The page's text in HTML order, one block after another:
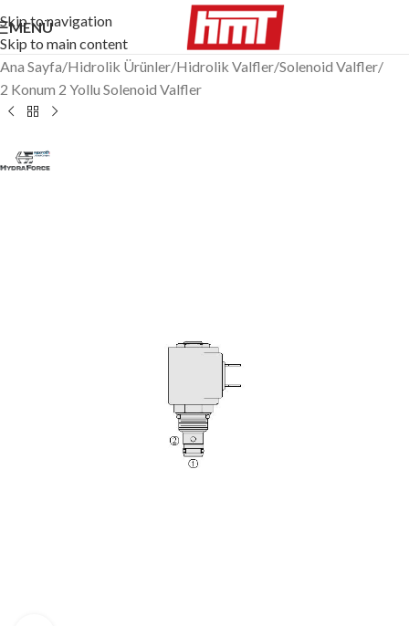
Skip to navigation
Skip to main content
MENÜ
Ana Sayfa/Hidrolik Ürünler/Hidrolik Valfler/Solenoid Valfler/
2 Konum 2 Yollu Solenoid Valfler